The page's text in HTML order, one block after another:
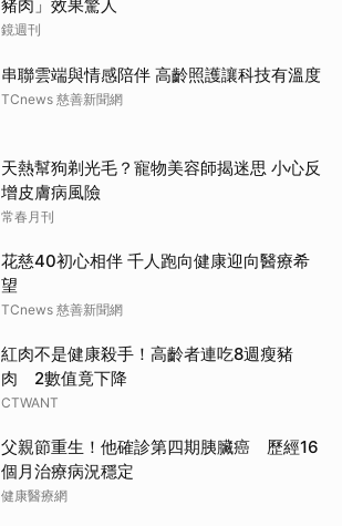
豬肉」效果驚人
鏡週刊
串聯雲端與情感陪伴 高齡照護讓科技有溫度
TCnews 慈善新聞網
天熱幫狗剃光毛？寵物美容師揭迷思 小心反
增皮膚病風險
常春月刊
花慈40初心相伴 千人跑向健康迎向醫療希
望
TCnews 慈善新聞網
紅肉不是健康殺手！高齡者連吃8週瘦豬
肉 2數值竟下降
CTWANT
父親節重生！他確診第四期胰臟癌 歷經16
個月治療病況穩定
健康醫療網